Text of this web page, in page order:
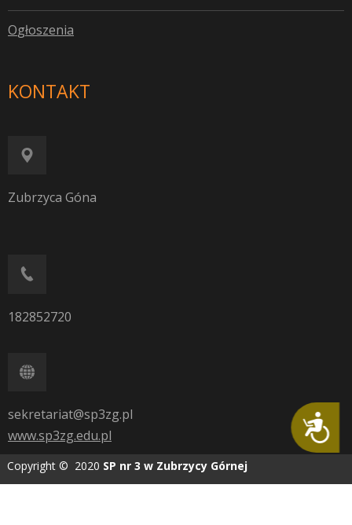
Dostępność
Ogłoszenia
KONTAKT
Zubrzyca Góna
182852720
sekretariat@sp3zg.pl
www.sp3zg.edu.pl
Copyright © 2020 SP nr 3 w Zubrzycy Górnej